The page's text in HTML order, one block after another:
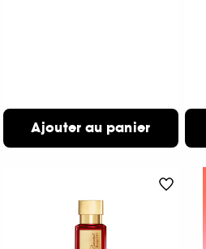
Ajouter au panier